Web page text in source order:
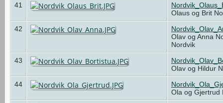
41
Olaus og Brit
42
Olav og Anna
Nordvik
43
Olav og Hildur
44
Ola og